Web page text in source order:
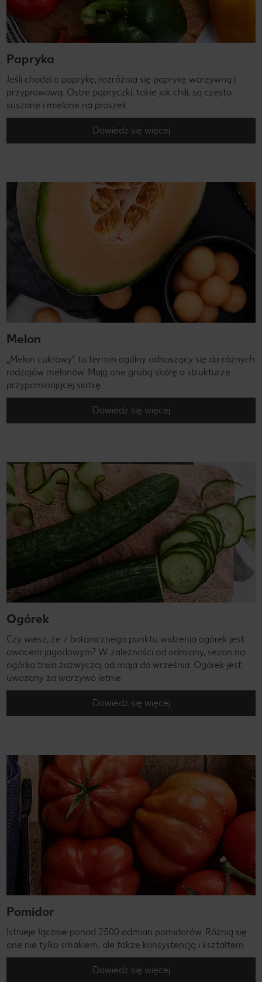
Papryka
Jeśli chodzi o paprykę, rozróżnia się paprykę warzywną i
przyprawową. Ostre papryczki, takie jak chili, są często
suszone i mielone na proszek.
Dowiedz się więcej
Melon
„Melon cukrowy” to termin ogólny odnoszący się do różnych
rodzajów melonów. Mają one grubą skórę o strukturze
przypominającej siatkę.
Dowiedz się więcej
Ogórek
Czy wiesz, że z botanicznego punktu widzenia ogórek jest
owocem jagodowym? W zależności od odmiany, sezon na
ogórka trwa zazwyczaj od maja do września. Ogórek jest
uważany za warzywo letnie.
Dowiedz się więcej
Pomidor
Istnieje łącznie ponad 2500 odmian pomidorów. Różnią się
one nie tylko smakiem, ale także konsystencją i kształtem.
Dowiedz się więcej